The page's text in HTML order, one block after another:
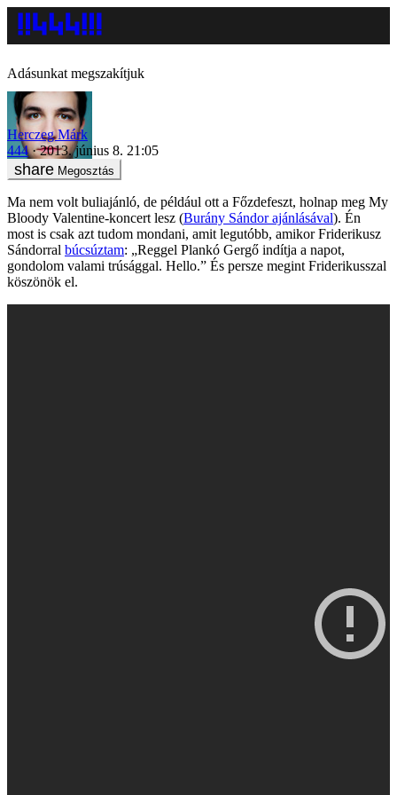
Adásunkat megszakítjuk
Herczeg Márk
444
2013. június 8. 21:05
Megosztás
Ma nem volt buliajánló, de például ott a Főzdefeszt, holnap meg My
Bloody Valentine-koncert lesz (Burány Sándor ajánlásával). Én
most is csak azt tudom mondani, amit legutóbb, amikor Friderikusz
Sándorral búcsúztam: „Reggel Plankó Gergő indítja a napot,
gondolom valami trúsággal. Hello.” És persze megint Friderikusszal
köszönök el.